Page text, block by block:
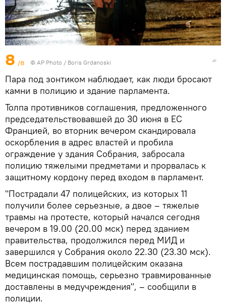
8 /8 © AP Photo / Boris Grdanoski
Пара под зонтиком наблюдает, как люди бросают
камни в полицию и здание парламента.
Толпа противников соглашения, предложенного
председательствовавшей до 30 июня в ЕС
Францией, во вторник вечером скандировала
оскорбления в адрес властей и пробила
ограждение у здания Собрания, забросала
полицию тяжелыми предметами и прорвалась к
защитному кордону перед входом в парламент.
"Пострадали 47 полицейских, из которых 11
получили более серьезные, а двое – тяжелые
травмы на протесте, который начался сегодня
вечером в 19.00 (20.00 мск) перед зданием
правительства, продолжился перед МИД и
завершился у Собрания около 22.30 (23.30 мск).
Всем пострадавшим полицейским оказана
медицинская помощь, серьезно травмированные
доставлены в медучреждения", – сообщили в
полиции.